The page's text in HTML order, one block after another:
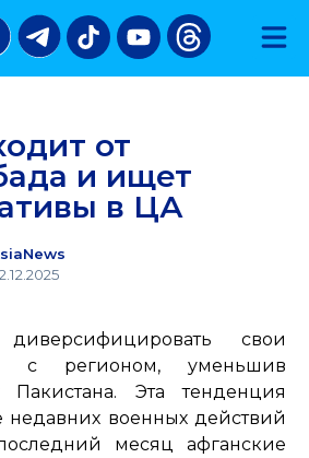
от
и ищет
в ЦА
свои
с регионом, уменьшив
Пакистана. Эта тенденция
недавних военных действий
месяц афганские